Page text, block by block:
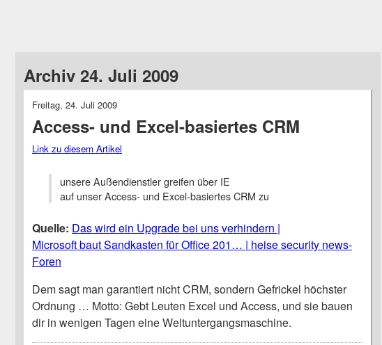
Archiv 24. Juli 2009
Freitag, 24. Juli 2009
Access- und Excel-basiertes CRM
Link zu diesem Artikel
unsere Außendienstler greifen über IE
auf unser Access- und Excel-basiertes CRM zu
Quelle: Das wird ein Upgrade bei uns verhindern |
Microsoft baut Sandkasten für Office 201… | heise security news-
Foren
Dem sagt man garantiert nicht CRM, sondern Gefrickel höchster
Ordnung … Motto: Gebt Leuten Excel und Access, und sie bauen
dir in wenigen Tagen eine Weltuntergangsmaschine.